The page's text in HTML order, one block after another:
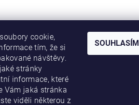
cookie,
tím, že si
návštěvy.
stránky
informace, které
Vám jaká stránka
viděli některou z
SOUHLASÍM